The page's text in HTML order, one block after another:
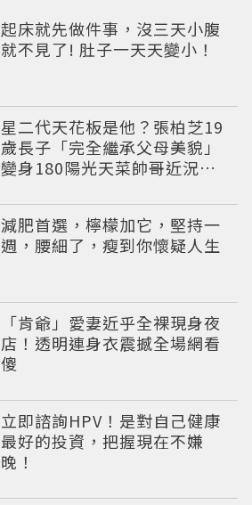
起床就先做件事，沒三天小腹
就不見了! 肚子一天天變小！
星二代天花板是他？張柏芝19
歲長子「完全繼承父母美貌」
變身180陽光天菜帥哥近況曝
減肥首選，檸檬加它，堅持一
週，腰細了，瘦到你懷疑人生
「肯爺」愛妻近乎全裸現身夜
店！透明連身衣震撼全場網看
傻
立即諮詢HPV！是對自己健康
最好的投資，把握現在不嫌
晚！